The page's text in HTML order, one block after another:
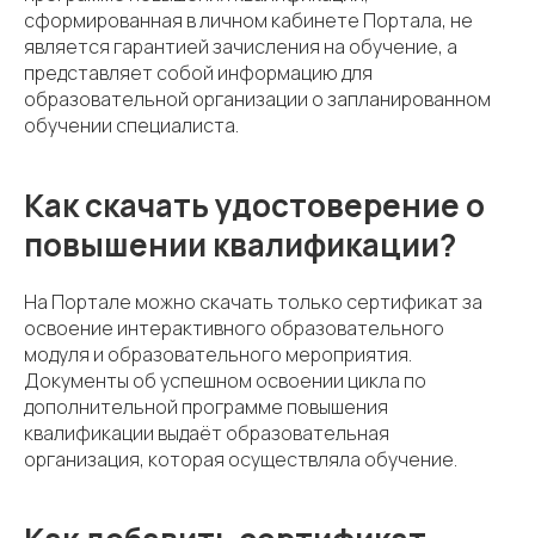
сформированная в личном кабинете Портала, не
является гарантией зачисления на обучение, а
представляет собой информацию для
образовательной организации о запланированном
обучении специалиста.
Как скачать удостоверение о
повышении квалификации?
На Портале можно скачать только сертификат за
освоение интерактивного образовательного
модуля и образовательного мероприятия.
Документы об успешном освоении цикла по
дополнительной программе повышения
квалификации выдаёт образовательная
организация, которая осуществляла обучение.